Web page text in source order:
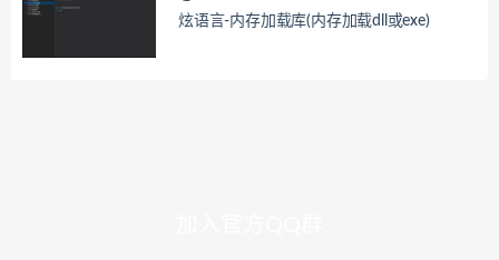
炫语言-内存加载库(内存加载dll或exe)